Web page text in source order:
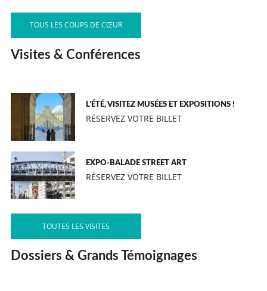
TOUS LES COUPS DE CŒUR
Visites & Conférences
L’ÉTÉ, VISITEZ MUSÉES ET EXPOSITIONS !
RÉSERVEZ VOTRE BILLET
EXPO-BALADE STREET ART
RÉSERVEZ VOTRE BILLET
TOUTES LES VISITES
Dossiers & Grands Témoignages